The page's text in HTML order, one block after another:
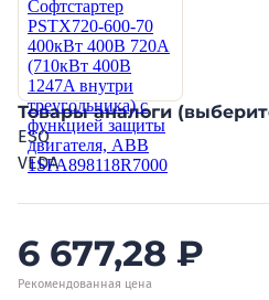
Товары аналоги
ESQ
VEDA
6 677,28 ₽
Рекомендованная цена